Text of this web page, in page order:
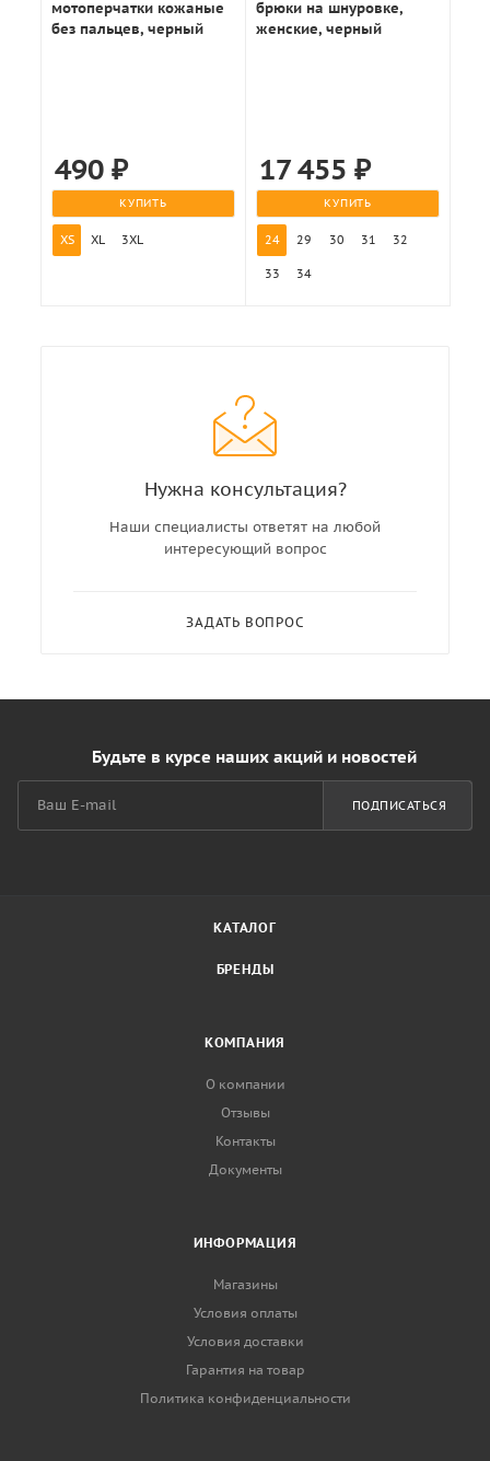
мотоперчатки кожаные
без пальцев, черный
490₽
КУПИТЬ
XS XL 3XL
брюки на шнуровке,
женские, черный
17 455 ₽
КУПИТЬ
24 29 30 31 32
33 34
Нужна консультация?
Наши специалисты ответят на любой
интересующий вопрос
ЗАДАТЬ ВОПРОС
Будьте в курсе наших акций и новостей
ПОДПИСАТЬСЯ
КАТАЛОГ
БРЕНДЫ
КОМПАНИЯ
О компании
Отзывы
Контакты
Документы
ИНФОРМАЦИЯ
Магазины
Условия оплаты
Условия доставки
Гарантия на товар
Политика конфиденциальности